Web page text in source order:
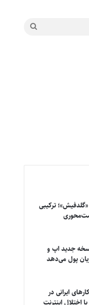
جستجو
ترکیبی
جدید اپ و
پول می‌دهد
ایرانی در
۱۲۰ روز با اختلال اینترنت